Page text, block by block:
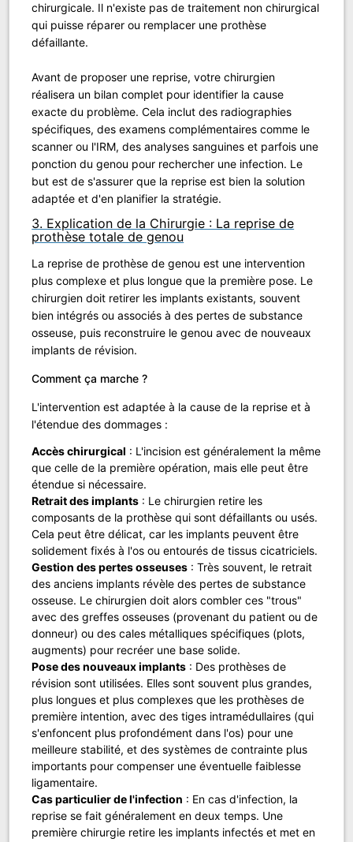
chirurgicale. Il n'existe pas de traitement non chirurgical
qui puisse réparer ou remplacer une prothèse
défaillante.
Avant de proposer une reprise, votre chirurgien
réalisera un bilan complet pour identifier la cause
exacte du problème. Cela inclut des radiographies
spécifiques, des examens complémentaires comme le
scanner ou l'IRM, des analyses sanguines et parfois une
ponction du genou pour rechercher une infection. Le
but est de s'assurer que la reprise est bien la solution
adaptée et d'en planifier la stratégie.
3. Explication de la Chirurgie : La reprise de
prothèse totale de genou
La reprise de prothèse de genou est une intervention
plus complexe et plus longue que la première pose. Le
chirurgien doit retirer les implants existants, souvent
bien intégrés ou associés à des pertes de substance
osseuse, puis reconstruire le genou avec de nouveaux
implants de révision.
Comment ça marche ?
L'intervention est adaptée à la cause de la reprise et à
l'étendue des dommages :
Accès chirurgical : L'incision est généralement la même
que celle de la première opération, mais elle peut être
étendue si nécessaire.
Retrait des implants : Le chirurgien retire les
composants de la prothèse qui sont défaillants ou usés.
Cela peut être délicat, car les implants peuvent être
solidement fixés à l'os ou entourés de tissus cicatriciels.
Gestion des pertes osseuses : Très souvent, le retrait
des anciens implants révèle des pertes de substance
osseuse. Le chirurgien doit alors combler ces "trous"
avec des greffes osseuses (provenant du patient ou de
donneur) ou des cales métalliques spécifiques (plots,
augments) pour recréer une base solide.
Pose des nouveaux implants : Des prothèses de
révision sont utilisées. Elles sont souvent plus grandes,
plus longues et plus complexes que les prothèses de
première intention, avec des tiges intramédullaires (qui
s'enfoncent plus profondément dans l'os) pour une
meilleure stabilité, et des systèmes de contrainte plus
importants pour compenser une éventuelle faiblesse
ligamentaire.
Cas particulier de l'infection : En cas d'infection, la
reprise se fait généralement en deux temps. Une
première chirurgie retire les implants infectés et met en